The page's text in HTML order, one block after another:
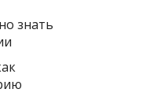
знать